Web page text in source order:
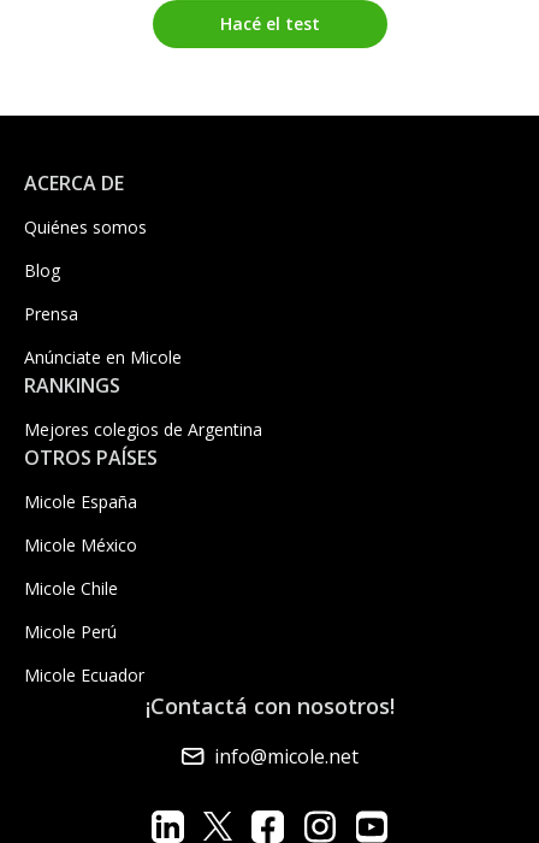
Hacé el test
ACERCA DE
Quiénes somos
Blog
Prensa
Anúnciate en Micole
RANKINGS
Mejores colegios de Argentina
OTROS PAÍSES
Micole España
Micole México
Micole Chile
Micole Perú
Micole Ecuador
¡Contactá con nosotros!
info@micole.net